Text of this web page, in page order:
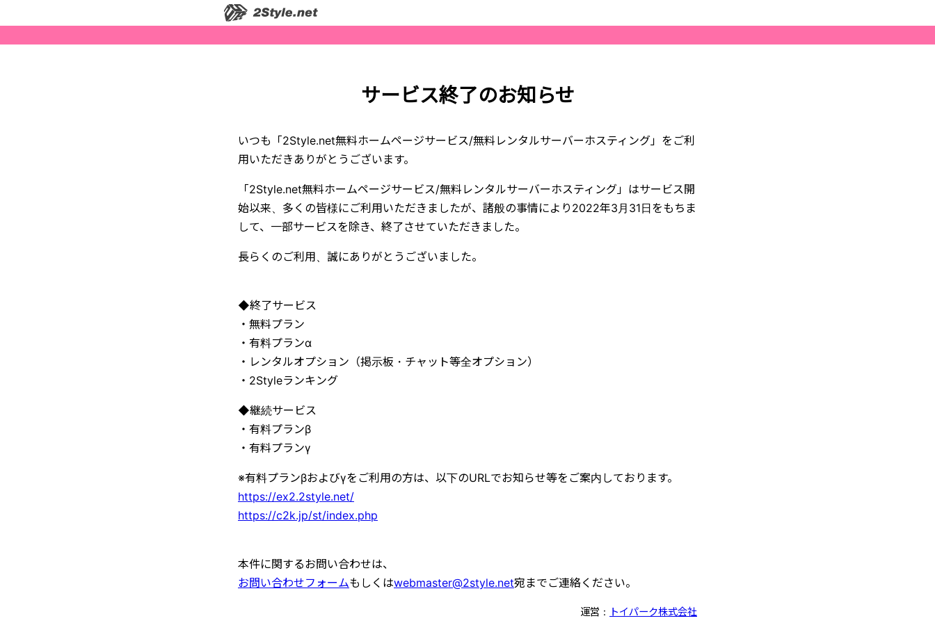
サービス終了のお知らせ
いつも「2Style.net無料ホームページサービス/無料レンタルサーバーホスティング」をご利
用いただきありがとうございます。
「2Style.net無料ホームページサービス/無料レンタルサーバーホスティング」はサービス開
始以来、多くの皆様にご利用いただきましたが、諸般の事情により2022年3月31日をもちま
して、一部サービスを除き、終了させていただきました。
長らくのご利用、誠にありがとうございました。
◆終了サービス
・無料プラン
・有料プランα
・レンタルオプション（掲示板・チャット等全オプション）
・2Styleランキング
◆継続サービス
・有料プランβ
・有料プランγ
※有料プランβおよびγをご利用の方は、以下のURLでお知らせ等をご案内しております。
https://ex2.2style.net/
https://c2k.jp/st/index.php
本件に関するお問い合わせは、
お問い合わせフォームもしくはwebmaster@2style.net宛までご連絡ください。
運営： トイパーク株式会社